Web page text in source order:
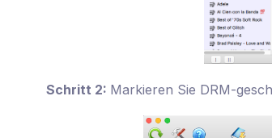
Schritt 2: Markieren Sie DRM-